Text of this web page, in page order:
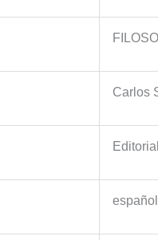
Carlos
español